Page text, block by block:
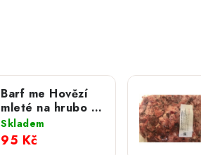
Barf me Hovězí
mleté na hrubo s
droby 1 kg
Skladem
95 Kč